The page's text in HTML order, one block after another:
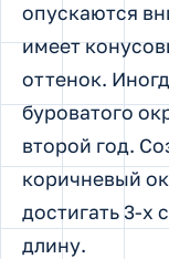
опускаются
имеет
оттенок.
буроватого
второй год.
коричневый
достигать 3-х
длину.